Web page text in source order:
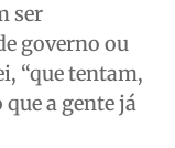
ser
governo ou
“que tentam,
a gente já